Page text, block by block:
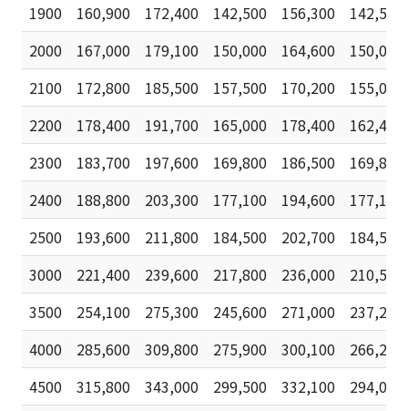
1900
160,900 172,400 142,500 156,300
142,500
2000
167,000 179,100 150,000 164,600
150,000
2100
172,800 185,500 157,500 170,200
155,000
2200
178,400 191,700 165,000 178,400
162,400
2300
183,700 197,600 169,800 186,500
169,800
2400
188,800 203,300 177,100 194,600
177,100
2500
193,600 211,800 184,500 202,700
184,500
3000
221,400 239,600 217,800 236,000
210,500
3500
254,100 275,300 245,600 271,000
237,200
4000
285,600 309,800 275,900 300,100
266,200
4500
315,800 343,000 299,500 332,100
294,000